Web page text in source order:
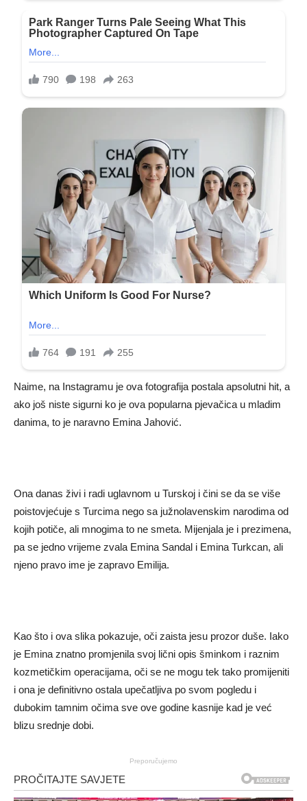
Naime, na Instagramu je ova fotografija postala apsolutni hit, a
ako još niste sigurni ko je ova popularna pjevačica u mladim
danima, to je naravno Emina Jahović.
Ona danas živi i radi uglavnom u Turskoj i čini se da se više
poistovjećuje s Turcima nego sa južnolavenskim narodima od
kojih potiče, ali mnogima to ne smeta. Mijenjala je i prezimena,
pa se jedno vrijeme zvala Emina Sandal i Emina Turkcan, ali
njeno pravo ime je zapravo Emilija.
Kao što i ova slika pokazuje, oči zaista jesu prozor duše. Iako
je Emina znatno promjenila svoj lični opis šminkom i raznim
kozmetičkim operacijama, oči se ne mogu tek tako promijeniti
i ona je definitivno ostala upečatljiva po svom pogledu i
dubokim tamnim očima sve ove godine kasnije kad je već
blizu srednje dobi.
Preporučujemo